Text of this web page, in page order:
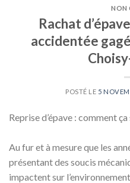
NON
Rachat
accidentée
POSTÉ LE 5
Reprise d’épave : comment ça
Au fur et à mesure que les
présentant des soucis
impactent sur